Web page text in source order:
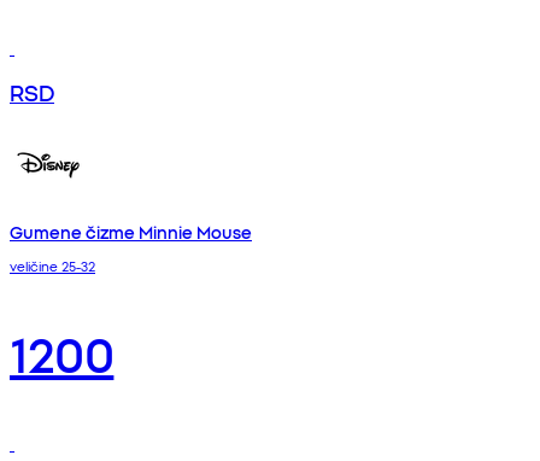
RSD
Gumene čizme Minnie Mouse
veličine 25-32
1200